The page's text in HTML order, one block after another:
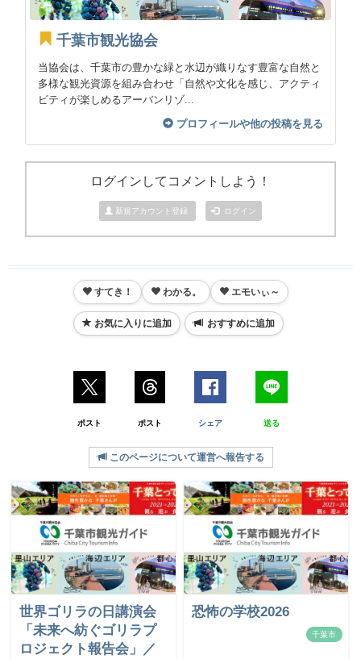
千葉市観光協会
当協会は、千葉市の豊かな緑と水辺が織りなす豊富な自然と
多様な観光資源を組み合わせ「自然や文化を感じ、アクティ
ビティが楽しめるアーバンリゾ...
プロフィールや他の投稿を見る
ログインしてコメントしよう！
新規アカウント登録 ログイン
すてき！ わかる。 エモいぃ～
お気に入りに追加 おすすめに追加
ポスト ポスト シェア 送る
このページについて運営へ報告する
世界ゴリラの日講演会
「未来へ紡ぐゴリラプ
ロジェクト報告会」／
恐怖の学校2026
千葉市